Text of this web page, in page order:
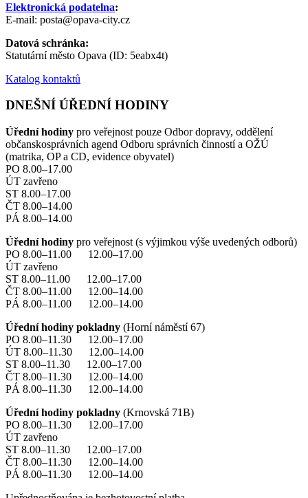
Elektronická podatelna:
E-mail: posta@opava-city.cz
Datová schránka:
Statutární město Opava (ID: 5eabx4t)
Katalog kontaktů
DNEŠNÍ ÚŘEDNÍ HODINY
Úřední hodiny pro veřejnost pouze Odbor dopravy, oddělení
občanskosprávních agend Odboru správních činností a OŽÚ
(matrika, OP a CD, evidence obyvatel)
PO 8.00–17.00
ÚT zavřeno
ST 8.00–17.00
ČT 8.00–14.00
PÁ 8.00–14.00
Úřední hodiny pro veřejnost (s výjimkou výše uvedených odborů)
PO 8.00–11.00 12.00–17.00
ÚT zavřeno
ST 8.00–11.00 12.00–17.00
ČT 8.00–11.00 12.00–14.00
PÁ 8.00–11.00 12.00–14.00
Úřední hodiny pokladny (Horní náměstí 67)
PO 8.00–11.30 12.00–17.00
ÚT 8.00–11.30 12.00–14.00
ST 8.00–11.30 12.00–17.00
ČT 8.00–11.30 12.00–14.00
PÁ 8.00–11.30 12.00–14.00
Úřední hodiny pokladny (Krnovská 71B)
PO 8.00–11.30 12.00–17.00
ÚT zavřeno
ST 8.00–11.30 12.00–17.00
ČT 8.00–11.30 12.00–14.00
PÁ 8.00–11.30 12.00–14.00